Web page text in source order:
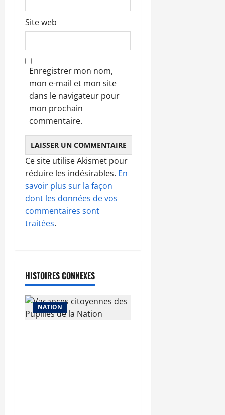
Site web
Enregistrer mon nom,
mon e-mail et mon site
dans le navigateur pour
mon prochain
commentaire.
Ce site utilise Akismet pour
réduire les indésirables. En
savoir plus sur la façon
dont les données de vos
commentaires sont
traitées.
HISTOIRES CONNEXES
NATION